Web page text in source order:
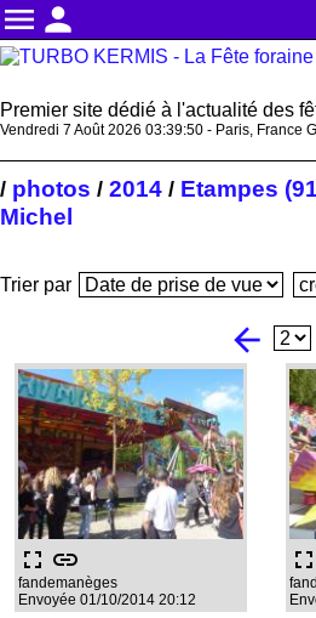
menu person
Premier site dédié à l'actualité des
Vendredi 7 Août 2026 03:39:50 - Paris, France
/ photos / 2014 / Etampes
Michel
Trier par
arrow_back
fullscreen link
fandemanèges
Envoyée 01/10/2014 20:12
fullscreen